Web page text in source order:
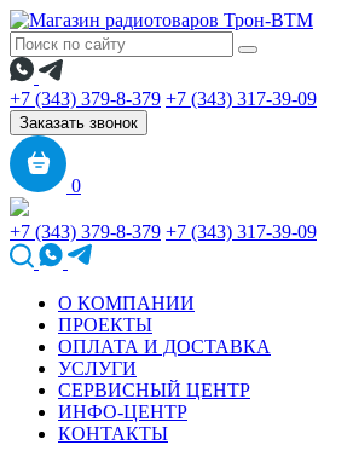
+7 (343) 379-8-379 +7 (343) 317-39-09
Заказать звонок
0
+7 (343) 379-8-379 +7 (343) 317-39-09
О КОМПАНИИ
ПРОЕКТЫ
ОПЛАТА И ДОСТАВКА
УСЛУГИ
СЕРВИСНЫЙ ЦЕНТР
ИНФО-ЦЕНТР
КОНТАКТЫ